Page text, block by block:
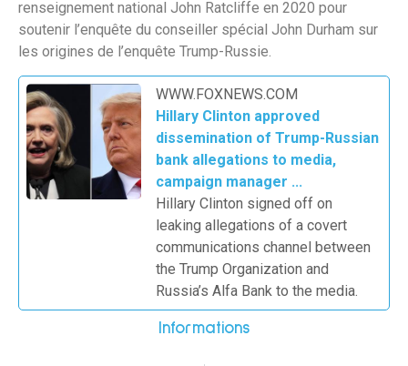
renseignement national John Ratcliffe en 2020 pour
soutenir l’enquête du conseiller spécial John Durham sur
les origines de l’enquête Trump-Russie.
WWW.FOXNEWS.COM
Hillary Clinton approved
dissemination of Trump-Russian
bank allegations to media,
campaign manager ...
Hillary Clinton signed off on
leaking allegations of a covert
communications channel between
the Trump Organization and
Russia’s Alfa Bank to the media.
Informations